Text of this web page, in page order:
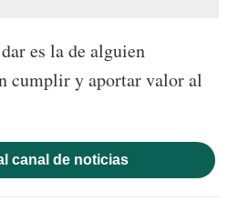
es la de alguien
cumplir y aportar valor al
canal de noticias